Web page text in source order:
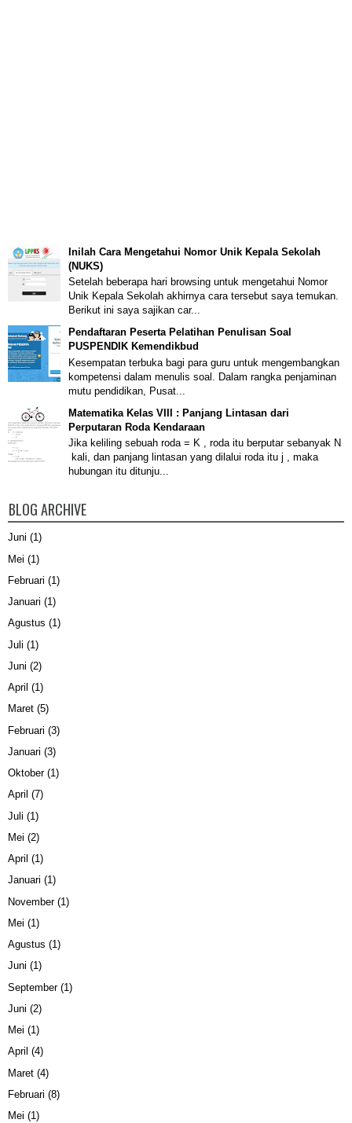
Inilah Cara Mengetahui Nomor Unik Kepala Sekolah
(NUKS)
Setelah beberapa hari browsing untuk mengetahui Nomor
Unik Kepala Sekolah akhirnya cara tersebut saya temukan.
Berikut ini saya sajikan car...
Pendaftaran Peserta Pelatihan Penulisan Soal
PUSPENDIK Kemendikbud
Kesempatan terbuka bagi para guru untuk mengembangkan
kompetensi dalam menulis soal. Dalam rangka penjaminan
mutu pendidikan, Pusat...
Matematika Kelas VIII : Panjang Lintasan dari
Perputaran Roda Kendaraan
Jika keliling sebuah roda = K , roda itu berputar sebanyak N
kali, dan panjang lintasan yang dilalui roda itu j , maka
hubungan itu ditunju...
BLOG ARCHIVE
Juni (1)
Mei (1)
Februari (1)
Januari (1)
Agustus (1)
Juli (1)
Juni (2)
April (1)
Maret (5)
Februari (3)
Januari (3)
Oktober(1)
April (7)
Juli (1)
Mei (2)
April (1)
Januari (1)
November(1)
Mei (1)
Agustus (1)
Juni (1)
September(1)
Juni (2)
Mei (1)
April (4)
Maret (4)
Februari (8)
Mei (1)